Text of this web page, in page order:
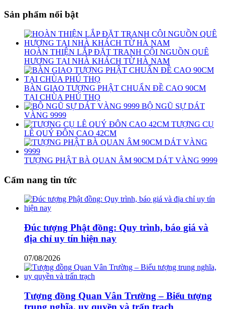
Sản phẩm nổi bật
HOÀN THIỆN LẮP ĐẶT TRANH CỘI NGUỒN QUÊ
HƯƠNG TẠI NHÀ KHÁCH TỪ HÀ NAM
BÀN GIAO TƯỢNG PHẬT CHUẨN ĐỀ CAO 90CM
TẠI CHÙA PHÚ THỌ
BỘ NGŨ SỰ DÁT
VÀNG 9999
TƯỢNG CỤ
LÊ QUÝ ĐÔN CAO 42CM
TƯỢNG PHẬT BÀ QUAN ÂM 90CM DÁT VÀNG 9999
Cẩm nang tin tức
Đúc tượng Phật đồng: Quy trình, báo giá và
địa chỉ uy tín hiện nay
07/08/2026
Tượng đồng Quan Vân Trường – Biểu tượng
trung nghĩa, uy quyền và trấn trạch